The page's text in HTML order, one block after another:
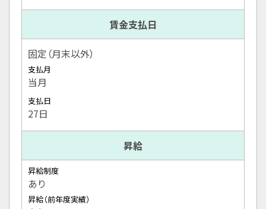
賃金支払日
固定（月末以外）
支払月
当月
支払日
27日
昇給
昇給制度
あり
昇給（前年度実績）